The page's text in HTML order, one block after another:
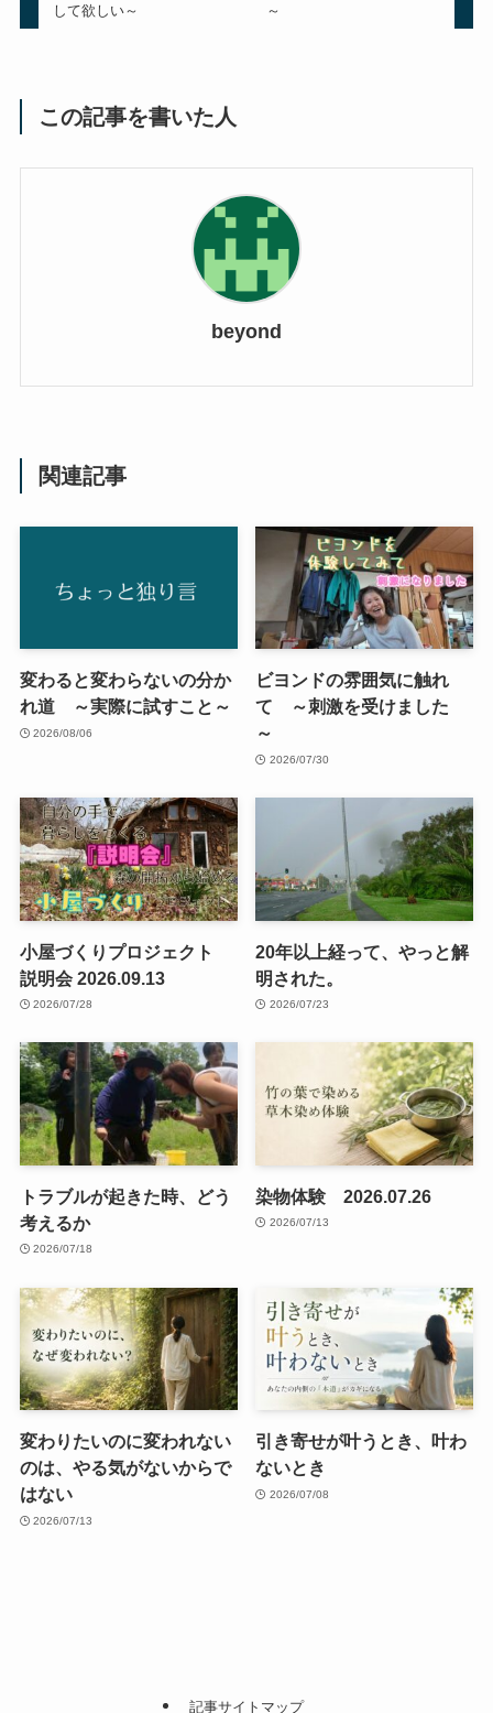
して欲しい～
～
この記事を書いた人
beyond
関連記事
変わると変わらないの分か
れ道 ～実際に試すこと～
2026/08/06
ビヨンドの雰囲気に触れ
て ～刺激を受けました
～
2026/07/30
小屋づくりプロジェクト
説明会 2026.09.13
2026/07/28
20年以上経って、やっと解
明された。
2026/07/23
トラブルが起きた時、どう
考えるか
2026/07/18
染物体験 2026.07.26
2026/07/13
変わりたいのに変われない
のは、やる気がないからで
はない
2026/07/13
引き寄せが叶うとき、叶わ
ないとき
2026/07/08
記事サイトマップ